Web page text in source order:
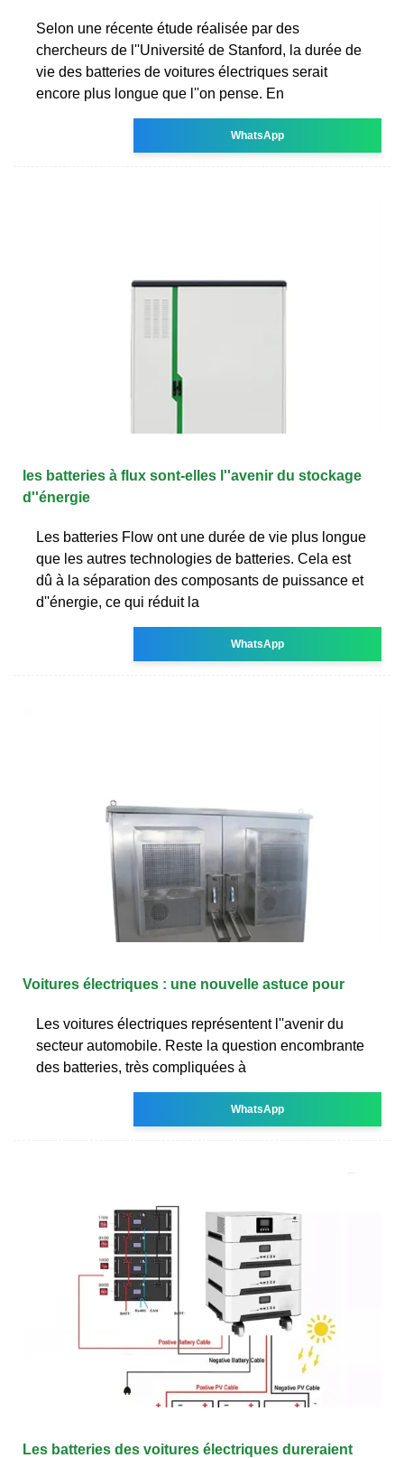
Selon une récente étude réalisée par des
chercheurs de l''Université de Stanford, la durée de
vie des batteries de voitures électriques serait
encore plus longue que l''on pense. En
WhatsApp
les batteries à flux sont-elles l''avenir du stockage
d''énergie
Les batteries Flow ont une durée de vie plus longue
que les autres technologies de batteries. Cela est
dû à la séparation des composants de puissance et
d''énergie, ce qui réduit la
WhatsApp
Voitures électriques : une nouvelle astuce pour
Les voitures électriques représentent l''avenir du
secteur automobile. Reste la question encombrante
des batteries, très compliquées à
WhatsApp
Les batteries des voitures électriques dureraient